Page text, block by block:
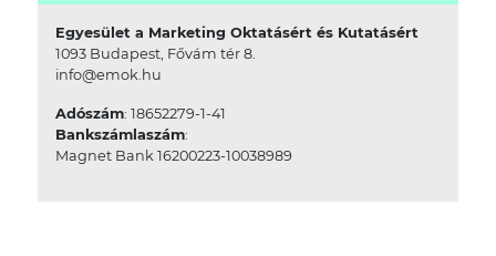
Egyesület a Marketing Oktatásért és Kutatásért
1093 Budapest, Fővám tér 8.
info@emok.hu
Adószám: 18652279-1-41
Bankszámlaszám:
Magnet Bank 16200223-10038989